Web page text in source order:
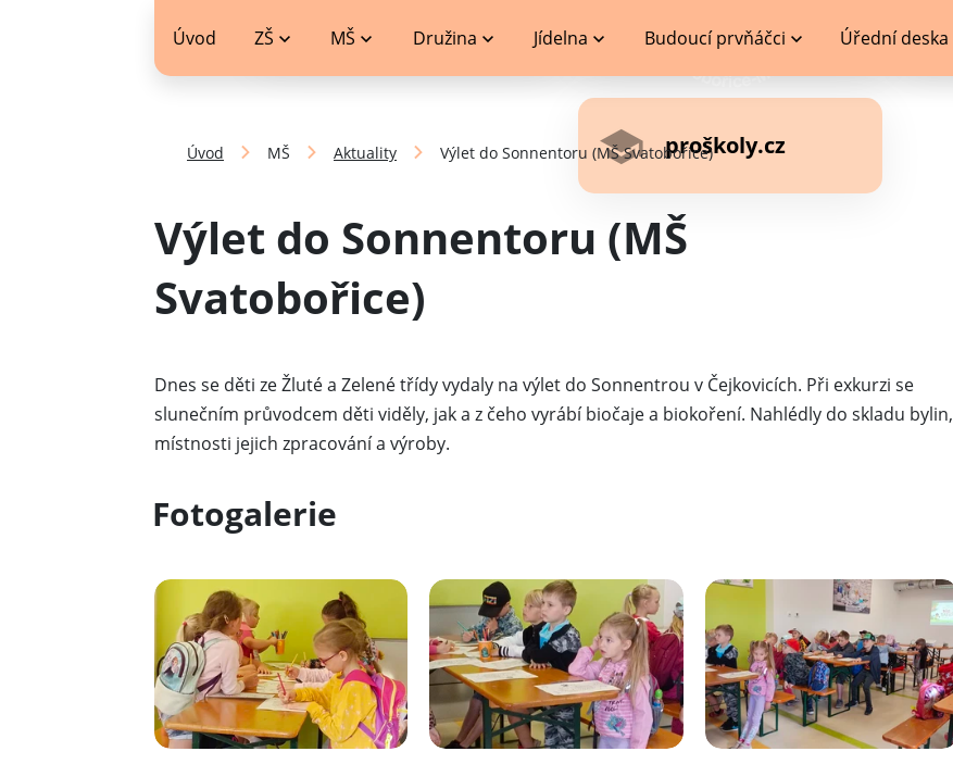
Úvod ZŠ MŠ Družina Jídelna Budoucí prvňáčci Úřední deska
proškoly.cz
Úvod MŠ Aktuality Výlet do Sonnentoru (MŠ Svatobořice)
Výlet do Sonnentoru (MŠ
Svatobořice)
Dnes se děti ze Žluté a Zelené třídy vydaly na výlet do Sonnentrou v Čejkovicích. Při exkurzi se
slunečním průvodcem děti viděly, jak a z čeho vyrábí biočaje a biokoření. Nahlédly do skladu bylin,
místnosti jejich zpracování a výroby.
Fotogalerie